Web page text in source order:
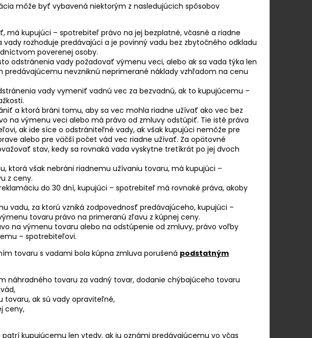
môže byť vybavená niektorým z nasledujúcich spôsobov
má kupujúci – spotrebiteľ právo na jej bezplatné, včasné a riadne
rozhoduje predávajúci a je povinný vadu bez zbytočného odkladu
poverenej osoby.
odstránenia vady požadovať výmenu veci, alebo ak sa vada týka len
predávajúcemu nevzniknú neprimerané náklady vzhľadom na cenu
vady vymeniť vadnú vec za bezvadnú, ak to kupujúcemu –
a ktorá bráni tomu, aby sa vec mohla riadne užívať ako vec bez
na výmenu veci alebo má právo od zmluvy odstúpiť. Tie isté práva
ak ide síce o odstrániteľné vady, ak však kupujúci nemôže pre
alebo pre väčší počet vád vec riadne užívať. Za opätovné
stav, kedy sa rovnaká vada vyskytne tretíkrát po jej dvoch
ktorá však nebráni riadnemu užívaniu tovaru, má kupujúci –
z ceny.
do 30 dní, kupujúci – spotrebiteľ má rovnaké práva, akoby
vadu, za ktorú vzniká zodpovednosť predávajúceho, kupujúci –
tovaru právo na primeranú zľavu z kúpnej ceny.
na výmenu tovaru alebo na odstúpenie od zmluvy, právo voľby
– spotrebiteľovi.
tovaru s vadami bola kúpna zmluva porušená podstatným
náhradného tovaru za vadný tovar, dodanie chýbajúceho tovaru
ak sú vady opraviteľné,
ceny,
kupujúcemu len vtedy, ak ju oznámi predávajúcemu vo včas